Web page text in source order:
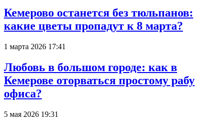
Кемерово останется без тюльпанов:
какие цветы пропадут к 8 марта?
1 марта 2026 17:41
Любовь в большом городе: как в
Кемерове оторваться простому рабу
офиса?
5 мая 2026 19:31